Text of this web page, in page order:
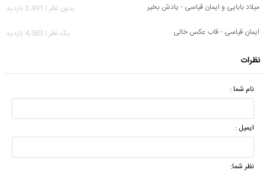
میلاد بابایی و ایمان قیاسی - یادش بخیر
بدون نظر | 3,491 بازدید
ایمان قیاسی - قاب عکس خالی
يک نظر | 4,583 بازدید
نظرات
نام شما :
ایمیل :
نظر شما: